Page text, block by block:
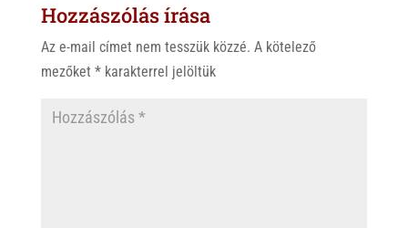
Hozzászólás írása
Az e-mail címet nem tesszük közzé. A kötelező
mezőket *karakterrel jelöltük